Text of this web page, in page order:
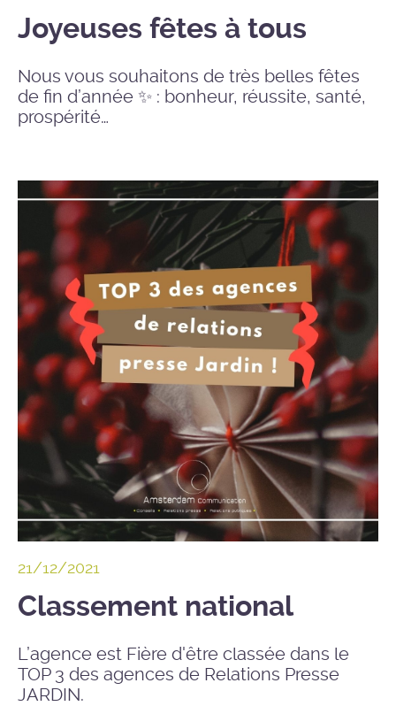
Joyeuses fêtes à tous
Nous vous souhaitons de très belles fêtes
de fin d’année ✨ : bonheur, réussite, santé,
prospérité…
21/12/2021
Classement national
L’agence est Fière d'être classée dans le
TOP 3 des agences de Relations Presse
JARDIN.